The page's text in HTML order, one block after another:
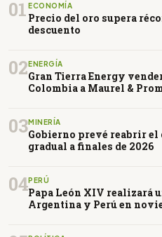
01 ECONOMÍA
Precio del oro supera
descuento
02 ENERGÍA
Gran Tierra Energy
Colombia a Maurel &
03MINERÍA
Gobierno prevé reabrir
gradual a finales de 2026
04PERÚ
Papa León XIV realizará
Argentina y Perú en